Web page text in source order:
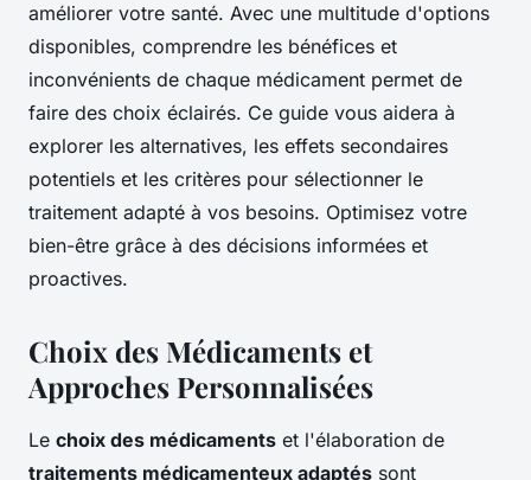
améliorer votre santé. Avec une multitude d'options
disponibles, comprendre les bénéfices et
inconvénients de chaque médicament permet de
faire des choix éclairés. Ce guide vous aidera à
explorer les alternatives, les effets secondaires
potentiels et les critères pour sélectionner le
traitement adapté à vos besoins. Optimisez votre
bien-être grâce à des décisions informées et
proactives.
Choix des Médicaments et
Approches Personnalisées
Le choix des médicaments et l'élaboration de
traitements médicamenteux adaptés sont